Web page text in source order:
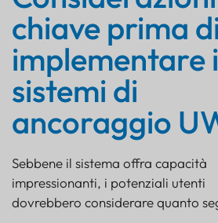
chiave prima
implementare i
sistemi di
ancoraggio
Sebbene il sistema offra capacità
impressionanti, i potenziali utenti
dovrebbero considerare quanto